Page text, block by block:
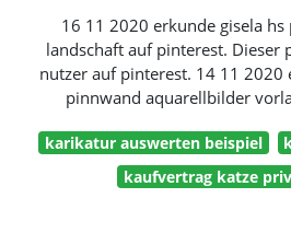
16 11 2020 erkunde gisela
landschaft auf pinterest. Dieser
nutzer auf pinterest. 14 11 2020
pinnwand aquarellbilder
karikatur auswerten beispiel
kaufvertrag katze